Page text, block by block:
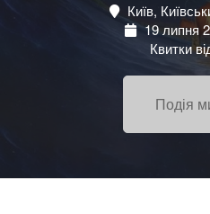
Київ,
19 липня
Квитки
Подія